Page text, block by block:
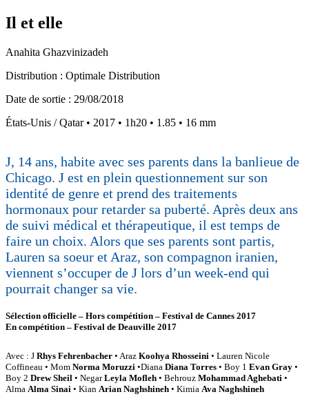
Il et elle
Anahita Ghazvinizadeh
Distribution : Optimale Distribution
Date de sortie : 29/08/2018
États-Unis / Qatar • 2017 • 1h20 • 1.85 • 16 mm
J, 14 ans, habite avec ses parents dans la banlieue de
Chicago. J est en plein questionnement sur son
identité de genre et prend des traitements
hormonaux pour retarder sa puberté. Après deux ans
de suivi médical et thérapeutique, il est temps de
faire un choix. Alors que ses parents sont partis,
Lauren sa soeur et Araz, son compagnon iranien,
viennent s’occuper de J lors d’un week-end qui
pourrait changer sa vie.
Sélection officielle – Hors compétition – Festival de Cannes 2017
En compétition – Festival de Deauville 2017
Avec : J Rhys Fehrenbacher • Araz Koohya Rhosseini • Lauren Nicole
Coffineau • Mom Norma Moruzzi •Diana Diana Torres • Boy 1 Evan Gray •
Boy 2 Drew Sheil • NegarLeyla Mofleh • Behrouz Mohammad Aghebati •
Alma Alma Sinai • Kian Arian Naghshineh • Kimia Ava Naghshineh